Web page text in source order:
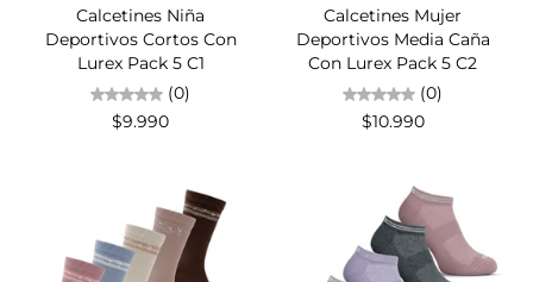
Calcetines Niña
Deportivos Cortos Con
Lurex Pack 5 C1
(0)
$9.990
Calcetines Mujer
Deportivos Media Caña
Con Lurex Pack 5 C2
(0)
$10.990